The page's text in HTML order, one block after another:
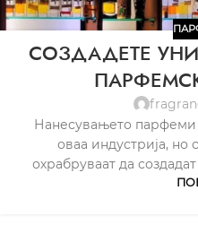
СОЗДАДЕТЕ
Нанесувањето парфеми
оваа индустрија, но
охрабруваат да